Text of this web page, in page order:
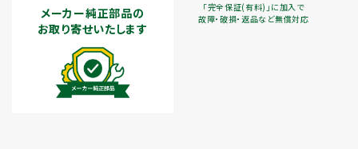
「完全保証(有料)」に加入で
故障・破損・返品など無償対応
メーカー純正部品の
お取り寄せいたします